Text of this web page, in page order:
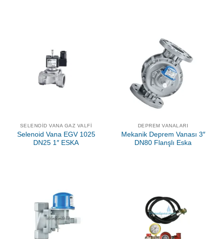
SELENOID VANA GAZ VALFI
Selenoid Vana EGV 1025
DN25 1″ ESKA
DEPREM VANALARI
Mekanik Deprem Vanası 3″
DN80 Flanşlı Eska